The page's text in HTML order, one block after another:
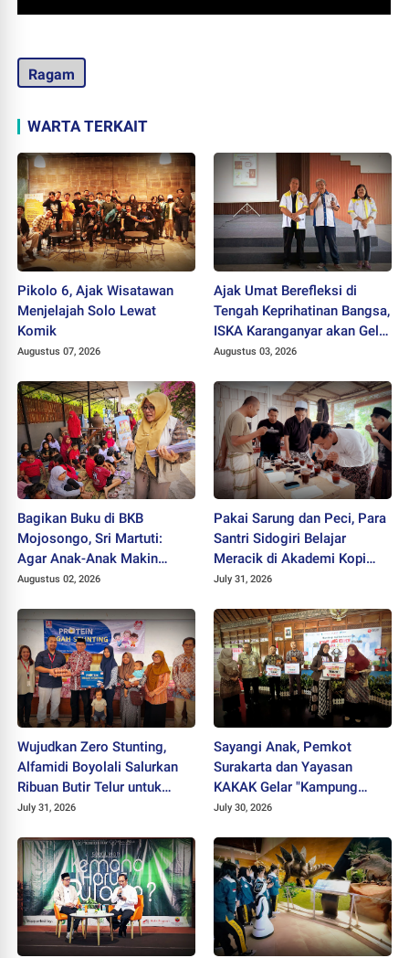
Ragam
WARTA TERKAIT
Pikolo 6, Ajak Wisatawan
Menjelajah Solo Lewat
Komik
Augustus 07, 2026
Ajak Umat Berefleksi di
Tengah Keprihatinan Bangsa,
ISKA Karanganyar akan Gelar
"Mlampah Ziarah"
Augustus 03, 2026
Bagikan Buku di BKB
Mojosongo, Sri Martuti:
Agar Anak-Anak Makin
Kreatif
Augustus 02, 2026
Pakai Sarung dan Peci, Para
Santri Sidogiri Belajar
Meracik di Akademi Kopi
Santri
July 31, 2026
Wujudkan Zero Stunting,
Alfamidi Boyolali Salurkan
Ribuan Butir Telur untuk
Balita Sleman
July 31, 2026
Sayangi Anak, Pemkot
Surakarta dan Yayasan
KAKAK Gelar "Kampung
Keren Tanpa Rokok Award
July 30, 2026